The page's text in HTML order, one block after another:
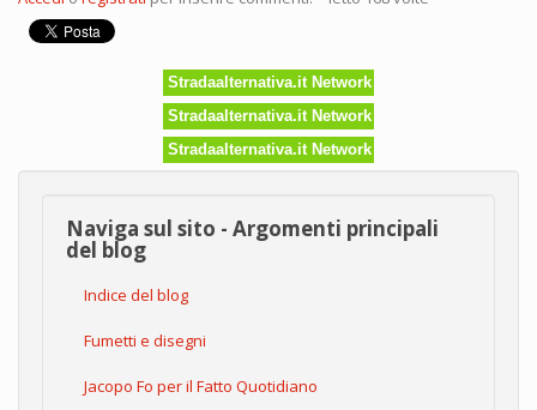
Stradaalternativa.it Network
Stradaalternativa.it Network
Stradaalternativa.it Network
Naviga sul sito - Argomenti principali
del blog
Indice del blog
Fumetti e disegni
Jacopo Fo per il Fatto Quotidiano